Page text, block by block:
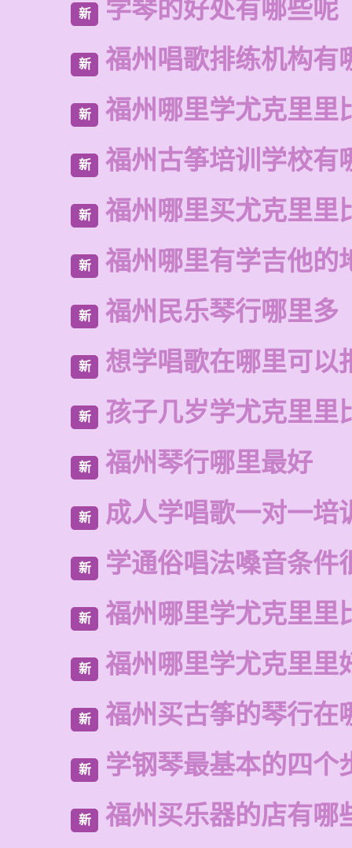
新 学琴的好处有哪些呢
新 福州唱歌排练机构有
新 福州哪里学尤克里里
新 福州古筝培训学校有
新 福州哪里买尤克里里
新 福州哪里有学吉他的
新 福州民乐琴行哪里多
新 想学唱歌在哪里可以
新 孩子几岁学尤克里里
新 福州琴行哪里最好
新 成人学唱歌一对一培
新 学通俗唱法嗓音条件
新 福州哪里学尤克里里
新 福州哪里学尤克里里
新 福州买古筝的琴行在
新 学钢琴最基本的四个
新 福州买乐器的店有哪